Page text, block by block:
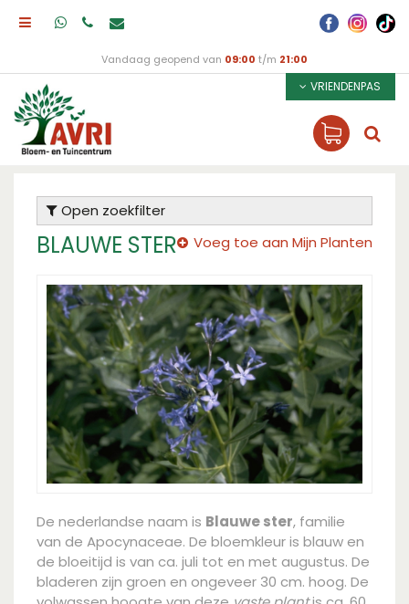
Vandaag geopend van 09:00 t/m 21:00
VRIENDENPAS
Open zoekfilter
BLAUWE STER Voeg toe aan Mijn Planten
De nederlandse naam is Blauwe ster, familie
van de Apocynaceae. De bloemkleur is blauw en
de bloeitijd is van ca. juli tot en met augustus. De
bladeren zijn groen en ongeveer 30 cm. hoog. De